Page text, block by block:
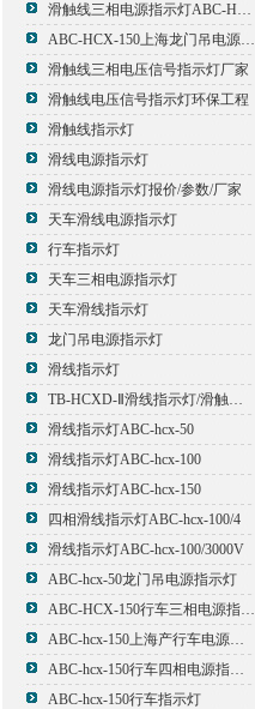
滑触线三相电源指示灯ABC-HCX-100
ABC-HCX-150上海龙门吊电源指示灯
滑触线三相电压信号指示灯厂家
滑触线电压信号指示灯环保工程
滑触线指示灯
滑线电源指示灯
滑线电源指示灯报价/参数/厂家
天车滑线电源指示灯
行车指示灯
天车三相电源指示灯
天车滑线指示灯
龙门吊电源指示灯
滑线指示灯
TB-HCXD-Ⅱ滑线指示灯/滑触线指示灯
滑线指示灯ABC-hcx-50
滑线指示灯ABC-hcx-100
滑线指示灯ABC-hcx-150
四相滑线指示灯ABC-hcx-100/4
滑线指示灯ABC-hcx-100/3000V
ABC-hcx-50龙门吊电源指示灯
ABC-HCX-150行车三相电源指示灯
ABC-hcx-150上海产行车电源指示灯
ABC-hcx-150行车四相电源指示灯
ABC-hcx-150行车指示灯